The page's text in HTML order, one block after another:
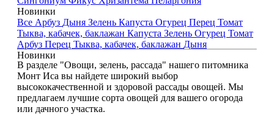
Новинки
Все Арбуз Дыня Зелень Капуста Огурец Перец Томат
Тыква, кабачек, баклажан Капуста Зелень Огурец Томат
Арбуз Перец Тыква, кабачек, баклажан Дыня
Новинки
В разделе "Овощи, зелень, рассада" нашего питомника
Монт Иса вы найдете широкий выбор
высококачественной и здоровой рассады овощей. Мы
предлагаем лучшие сорта овощей для вашего огорода
или дачного участка.